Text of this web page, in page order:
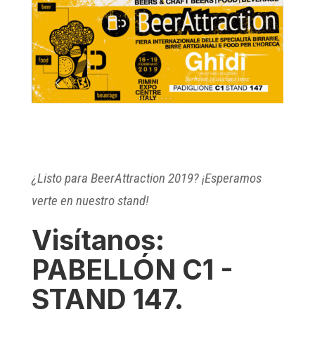
¿Listo para BeerAttraction 2019? ¡Esperamos
verte en nuestro stand!
Visítanos:
PABELLÓN C1 -
STAND 147.